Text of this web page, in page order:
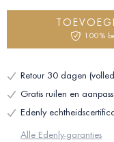
100%
Retour 30 dagen
Gratis ruilen en
Edenly
Alle Edenly-garanties